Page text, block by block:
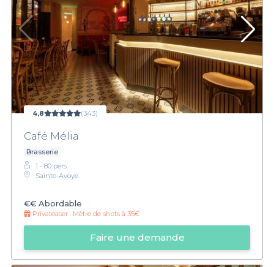
4,8 (343)
Café Mélia
Brasserie
1 - 80 pers.
Sainte-Avoye
€€ Abordable
Privateaser : Mètre de shots à 35€
Faire une demande